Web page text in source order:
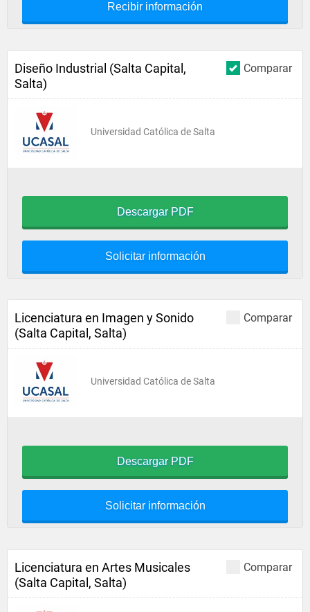
Recibir información
Comparar
Diseño Industrial (Salta Capital,
Salta)
Universidad Católica de Salta
Descargar PDF
Solicitar información
Comparar
Licenciatura en Imagen y Sonido
(Salta Capital, Salta)
Universidad Católica de Salta
Descargar PDF
Solicitar información
Comparar
Licenciatura en Artes Musicales
(Salta Capital, Salta)